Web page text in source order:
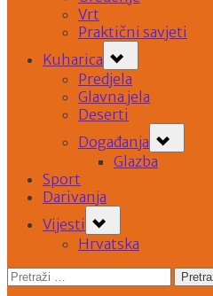
Vrt
Praktični savjeti
Kuharica
sub-
menu
Predjela
Glavna jela
Deserti
Događanja
sub-
menu
Glazba
Sport
Darivanja
Vijesti
sub-
menu
Hrvatska
Pretraži: